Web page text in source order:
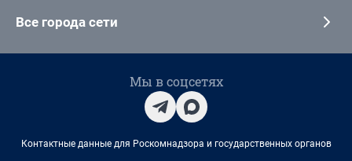
Все города сети
Мы в соцсетях
Контактные данные для Роскомнадзора и государственных органов